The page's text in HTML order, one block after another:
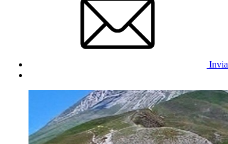
Invia